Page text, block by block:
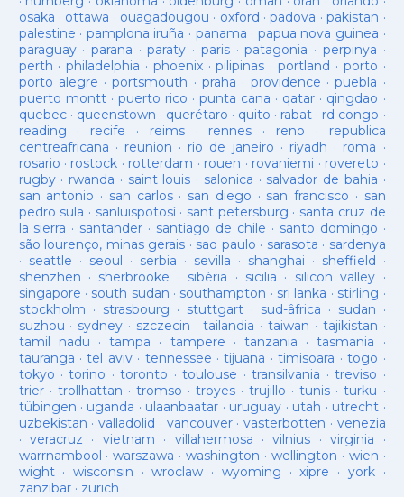
osaka · ottawa · ouagadougou · oxford ·padova ·pakistan ·
palestine · pamplona iruña · panama · papua nova guinea ·
paraguay· parana ·paraty · paris·patagonia · perpinya ·
perth ·philadelphia · phoenix·pilipinas ·portland · porto ·
porto alegre ·portsmouth ·praha · providence ·puebla ·
puerto montt· puerto rico ·punta cana · qatar · qingdao ·
quebec· queenstown · querétaro · quito · rabat · rd congo ·
reading · recife · reims· rennes · reno · republica
centreafricana · reunion · rio de janeiro · riyadh · roma ·
rosario · rostock · rotterdam · rouen · rovaniemi · rovereto ·
rugby· rwanda · saint louis · salonica · salvador de bahia ·
san antonio · san carlos· san diego · san francisco · san
pedro sula · sanluispotosí· sant petersburg · santa cruz de
la sierra · santander · santiago de chile · santo domingo ·
são lourenço, minas gerais · sao paulo · sarasota · sardenya
· seattle · seoul · serbia · sevilla · shanghai · sheffield ·
shenzhen · sherbrooke · sibèria · sicilia · silicon valley ·
singapore · south sudan · southampton · sri lanka · stirling ·
stockholm · strasbourg · stuttgart· sud-âfrica · sudan ·
suzhou · sydney · szczecin ·tailandia ·taiwan · tajikistan ·
tamil nadu ·tampa · tampere · tanzania ·tasmania ·
tauranga ·tel aviv· tennessee ·tijuana ·timisoara ·togo ·
tokyo ·torino ·toronto ·toulouse ·transilvania ·treviso ·
trier· trollhattan · tromso · troyes·trujillo ·tunis ·turku ·
tübingen · uganda · ulaanbaatar · uruguay · utah · utrecht ·
uzbekistan · valladolid · vancouver· vasterbotten · venezia
· veracruz · vietnam · villahermosa ·vilnius ·virginia ·
warrnambool ·warszawa ·washington · wellington · wien ·
wight· wisconsin ·wroclaw · wyoming ·xipre · york·
zanzibar· zurich ·